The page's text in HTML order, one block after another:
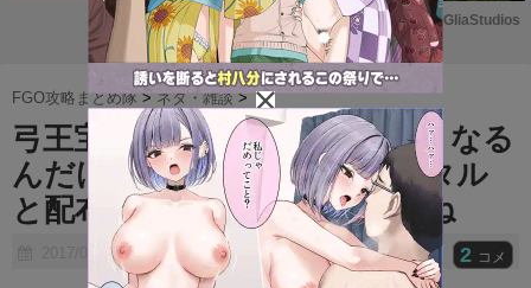
M
u
t
Powered by GliaStudios
FGO攻略まとめ隊 >ネタ・雑談 >
弓王宝具重ねたら使い勝手よくなる
んだけど…弓はギル＆イシュタル
と配布のクロが強すぎるのよね
2017/07/12 2 コメ